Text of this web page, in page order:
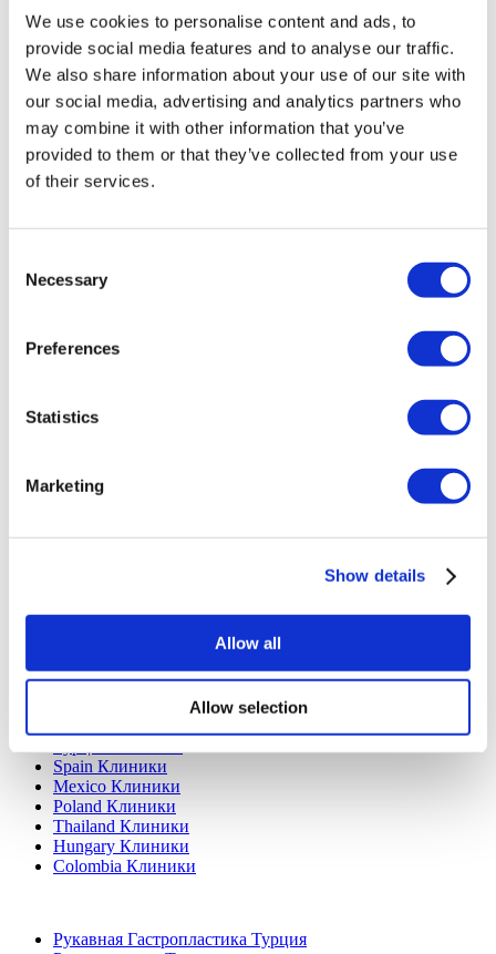
We use cookies to personalise content and ads, to
provide social media features and to analyse our traffic.
We also share information about your use of our site with
our social media, advertising and analytics partners who
may combine it with other information that you’ve
provided to them or that they’ve collected from your use
of their services.
Selection
Necessary
Preferences
Statistics
Marketing
Show details
Allow all
Allow selection
Начиная от 3 164 €
Получить предложение
Flymedi
TÜRSAB – Операции на flymedi.com осуществляются
компанией MIRAC SARA TOURISM, туристическим
агентством группы A, зарегистрированным в TÜRSAB
(Сертификат № 12276).
Все процедуры проводятся в сертифицированном
медицинском учреждении, специализирующемся на
медицинском туризме.
Pre-Op Guide
Plany Platezhey
Блог
Политика Конфиденциальности
Свяжитесь с нами
Популярные направления
Spain Клиники
Mexico Клиники
Poland Клиники
Thailand Клиники
Hungary Клиники
Colombia Клиники
Рукавная Гастропластика Турция